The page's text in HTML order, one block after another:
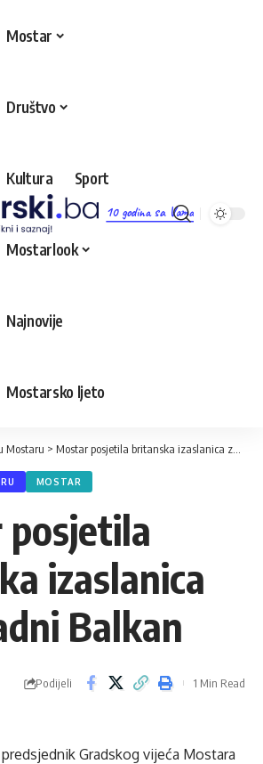
10 godina sa Vama
Mostar
Društvo
Kultura Sport
Mostarlook
Najnovije
Mostarsko ljeto
Mostaru > Mostar posjetila britanska izaslanica za Zapadni Balkan
MOSTAR
izaslanica
Balkan
Podijeli 1 Min Read
predsjednik Gradskog vijeća Mostara